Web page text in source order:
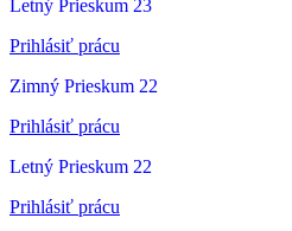
Letný Prieskum 23
Prihlásiť prácu
Zimný Prieskum 22
Prihlásiť prácu
Letný Prieskum 22
Prihlásiť prácu